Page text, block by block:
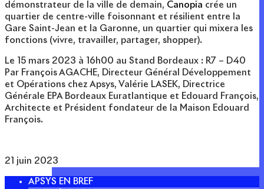
démonstrateur de la ville de demain, Canopia crée un
quartier de centre-ville foisonnant et résilient entre la
Gare Saint-Jean et la Garonne, un quartier qui mixera les
fonctions (vivre, travailler, partager, shopper).
Le 15 mars 2023 à 16h00 au Stand Bordeaux : R7 – D40
Par François AGACHE, Directeur Général Développement
et Opérations chez Apsys, Valérie LASEK, Directrice
Générale EPA Bordeaux Euratlantique et Edouard François,
Architecte et Président fondateur de la Maison Edouard
François.
21 juin 2023
APSYS EN BREF